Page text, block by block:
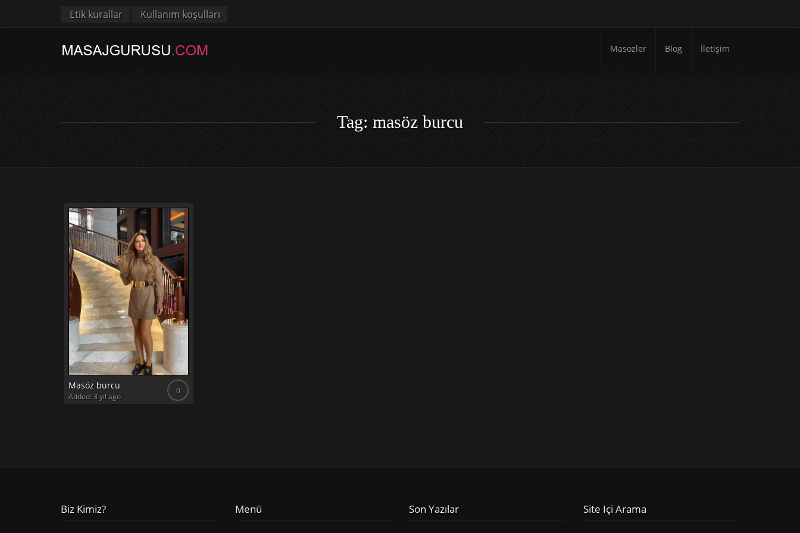
Etik kurallar Kullanım koşulları
Masozler Blog İletişim
Tag: masöz burcu
Masöz burcu 0
Added: 3 yıl ago
Biz Kimiz? Menü Son Yazılar Site Içi Arama